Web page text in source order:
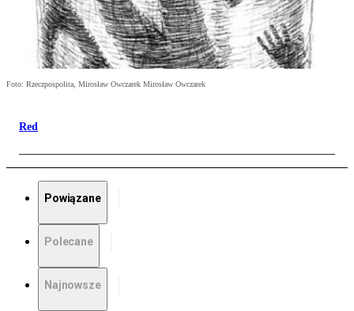
Foto: Rzeczpospolita, Mirosław Owczarek Mirosław Owczarek
Red
Powiązane
Polecane
Najnowsze